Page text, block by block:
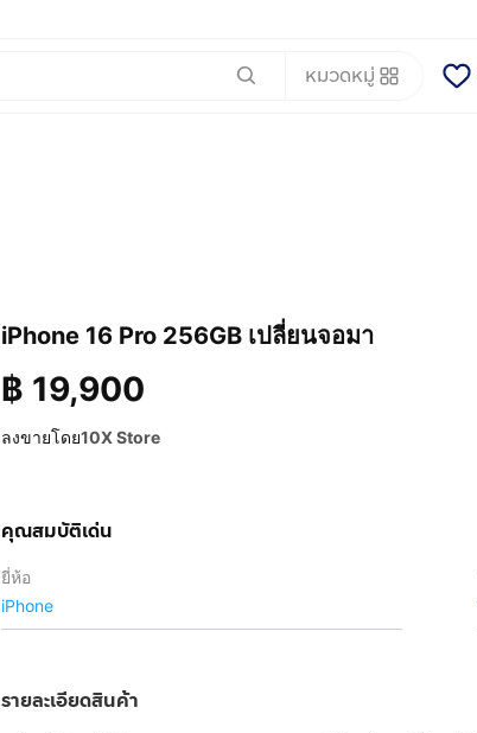
หมวดหมู่
iPhone 16 Pro 256GB เปลี่ยนจอมา
฿ 19,900
ลงขายโดย10X Store
คุณสมบัติเด่น
ยี่ห้อ
iPhone
รายละเอียดสินค้า